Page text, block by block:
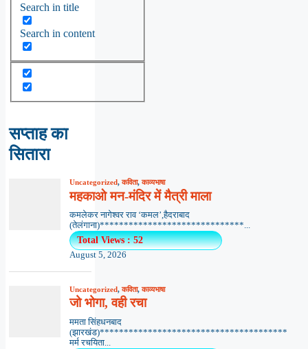
Search in title
Search in content
सप्ताह का
सितारा
Uncategorized,कविता,काव्यभाषा
महकाओ मन-मंदिर में मैत्री माला
कमलेकर नागेश्वर राव ‘कमल’,हैदराबाद
(तेलंगाना)******************************...
Total Views : 52
August 5, 2026
Uncategorized,कविता,काव्यभाषा
जो भोगा, वही रचा
ममता सिंहधनबाद
(झारखंड)***************************************
मर्म रचयिता...